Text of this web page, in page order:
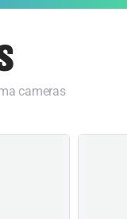
cameras